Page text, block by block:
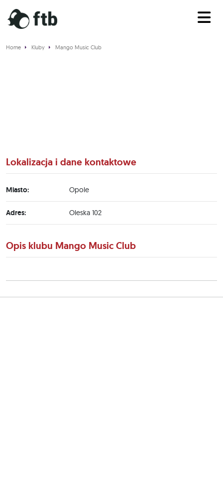
Home Kluby Mango Music Club
Lokalizacja i dane kontaktowe
Miasto: Opole
Adres: Oleska 102
Opis klubu Mango Music Club